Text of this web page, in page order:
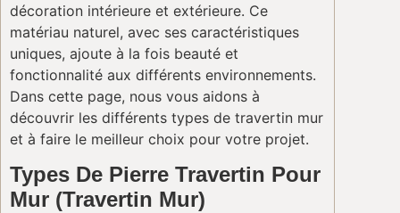
décoration intérieure et extérieure. Ce
matériau naturel, avec ses caractéristiques
uniques, ajoute à la fois beauté et
fonctionnalité aux différents environnements.
Dans cette page, nous vous aidons à
découvrir les différents types de travertin mur
et à faire le meilleur choix pour votre projet.
Types De Pierre Travertin Pour
Mur (Travertin Mur)